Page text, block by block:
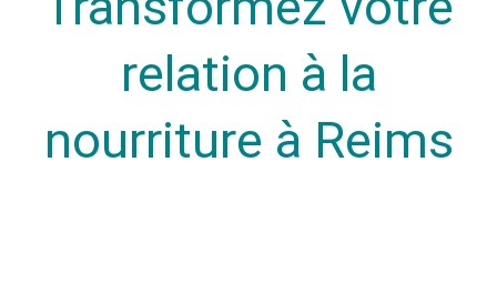
relation à la
nourriture à Reims